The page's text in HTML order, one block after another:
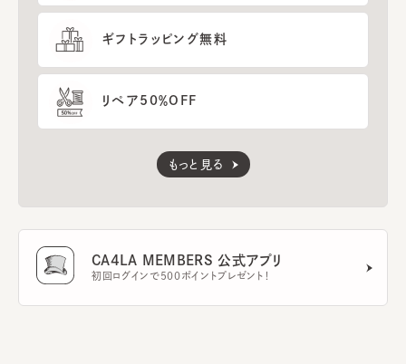
ギフトラッピング無料
リペア50％OFF
もっと見る
CA4LA MEMBERS 公式アプリ
初回ログインで500ポイントプレゼント！